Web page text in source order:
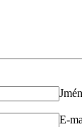
E-